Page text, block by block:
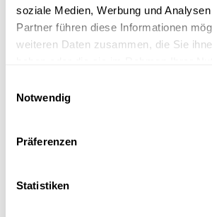
soziale Medien, Werbung und
Partner führen diese Informationen
weiteren Daten zusammen, die Sie
Notwendig
Präferenzen
Statistiken
Bildergalerie